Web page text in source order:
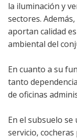
la iluminación y
sectores.
aportan calidad
ambiental del
En cuanto a su
tanto
de oficinas
En el subsuelo se
servicio,